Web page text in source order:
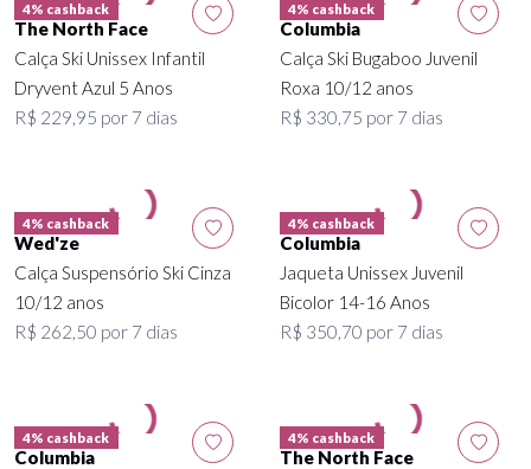
4% cashback
The North Face
Calça Ski Unissex Infantil
Dryvent Azul 5 Anos
R$ 229,95 por 7 dias
4% cashback
Columbia
Calça Ski Bugaboo Juvenil
Roxa 10/12 anos
R$ 330,75 por 7 dias
4% cashback
Wed'ze
Calça Suspensório Ski Cinza
10/12 anos
R$ 262,50 por 7 dias
4% cashback
Columbia
Jaqueta Unissex Juvenil
Bicolor 14-16 Anos
R$ 350,70 por 7 dias
4% cashback
Columbia
4% cashback
The North Face